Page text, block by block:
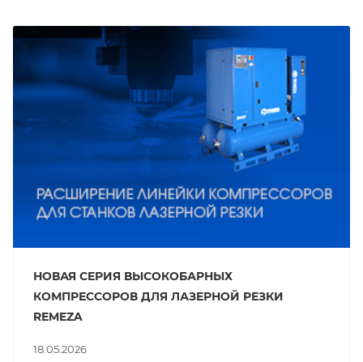
18.05.2026
НОВАЯ СЕРИЯ ВЫСОКОБАРНЫХ
КОМПРЕССОРОВ ДЛЯ ЛАЗЕРНОЙ РЕЗКИ
REMEZA